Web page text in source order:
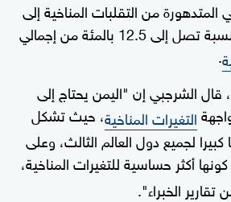
من التقلبات المناخية إلى
5.6 مليون هكتار أي بنسبة تصل إلى 12.5 بالمئة من إجمالي
.
قال الشرجبي إن "اليمن يحتاج إلى
التغيرات المناخية، حيث تشكل
كبيرا لجميع دول العالم الثالث، وعلى
كونها أكثر حساسية للتغيرات المناخية،
الخبراء".